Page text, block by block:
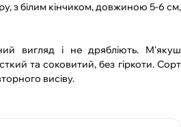
з білим кінчиком, довжиною 5-6 см,
вигляд і не дрябліють. М'якуш
та соковитий, без гіркоти. Сорт
висіву.